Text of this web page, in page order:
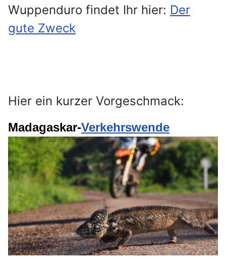
Wuppenduro findet Ihr hier: Der
gute Zweck
Hier ein kurzer Vorgeschmack:
Madagaskar-Verkehrswende